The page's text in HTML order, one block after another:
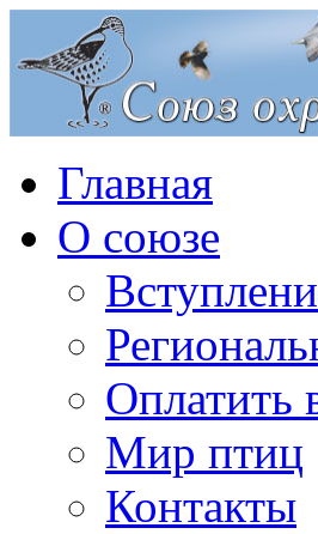
Главная
О союзе
Оплатить
Мир птиц
Контакты